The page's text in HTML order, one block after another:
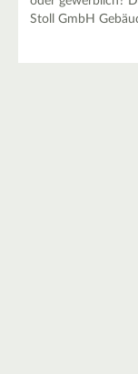
Stoll GmbH